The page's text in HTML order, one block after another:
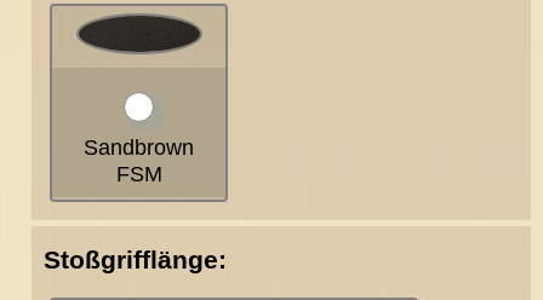
Sandbrown
FSM
Stoßgrifflänge: